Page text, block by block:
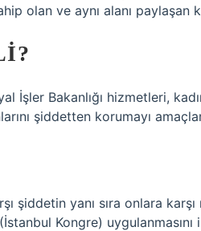
olan ve aynı alanı paylaşan
İşler Bakanlığı hizmetleri,
şiddetten korumayı
şiddetin yanı sıra onlara
Kongre) uygulanmasını